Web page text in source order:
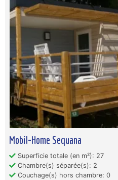
Mobil-Home Sequana
Superficie totale (en m²): 27
Chambre(s) séparée(s): 2
Couchage(s) hors chambre: 0